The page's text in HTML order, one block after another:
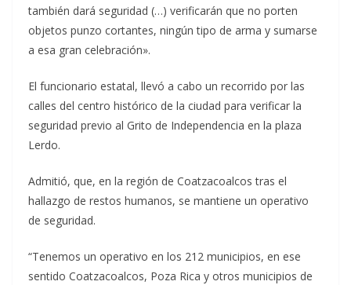
también dará seguridad (…) verificarán que no porten
objetos punzo cortantes, ningún tipo de arma y sumarse
a esa gran celebración».
El funcionario estatal, llevó a cabo un recorrido por las
calles del centro histórico de la ciudad para verificar la
seguridad previo al Grito de Independencia en la plaza
Lerdo.
Admitió, que, en la región de Coatzacoalcos tras el
hallazgo de restos humanos, se mantiene un operativo
de seguridad.
“Tenemos un operativo en los 212 municipios, en ese
sentido Coatzacoalcos, Poza Rica y otros municipios de